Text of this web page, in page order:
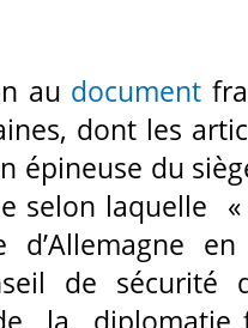
au document
dont les
épineuse du
selon laquelle
d’Allemagne
de sécurité